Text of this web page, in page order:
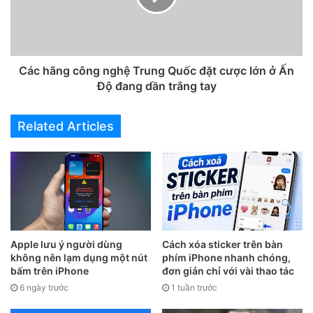
Movavi Video Converter cũng là một gợi ý nén video trên
iPhone tuyệt vời
Công cụ Movavi Video Converter sẽ tự động cho ra video
với thông số cao nhất, nhưng vẫn để chế độ thiết lập theo ý
muốn của người dùng.
Các hãng công nghệ Trung Quốc đặt cược lớn ở Ấn
Độ đang dần trắng tay
Related Articles
Apple lưu ý người dùng
không nên lạm dụng một nút
bấm trên iPhone
6 ngày trước
Cách xóa sticker trên bàn
phím iPhone nhanh chóng,
đơn giản chỉ với vài thao tác
1 tuần trước